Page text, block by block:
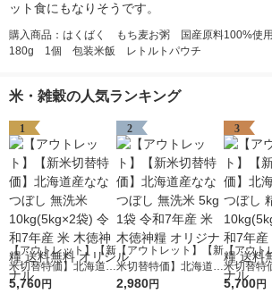
ット食にもなりそうです。
購入商品：はくばく もち麦お粥 国産原料100%使
180g 1個 包装米飯 レトルトパウチ
米・雑穀の人気ランキング
1
【アウトレット】【新
米切替特価】北海道産
ななつぼし 無洗米 10
5,760円
2
【アウトレット】【新
米切替特価】北海道産
ななつぼし 無洗米 5k
2,980円
3
【アウト
米切替特
ななつぼ
5,700円